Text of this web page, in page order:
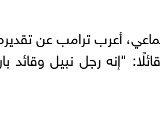
أعرب ترامب عن تقديره
امتدت لأكثر من 40 عامًا، قائلًا: "إنه رجل